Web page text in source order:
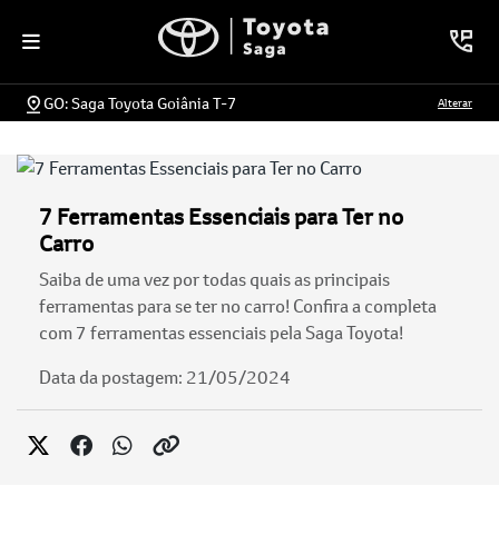
GO: Saga Toyota Goiânia T-7 Alterar
7 Ferramentas Essenciais para Ter no
Carro
Saiba de uma vez por todas quais as principais
ferramentas para se ter no carro! Confira a completa
com 7 ferramentas essenciais pela Saga Toyota!
Data da postagem: 21/05/2024